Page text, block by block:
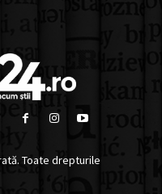
Toate drepturile